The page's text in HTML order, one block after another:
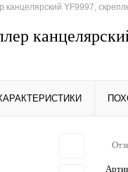
канцелярский YF9997,